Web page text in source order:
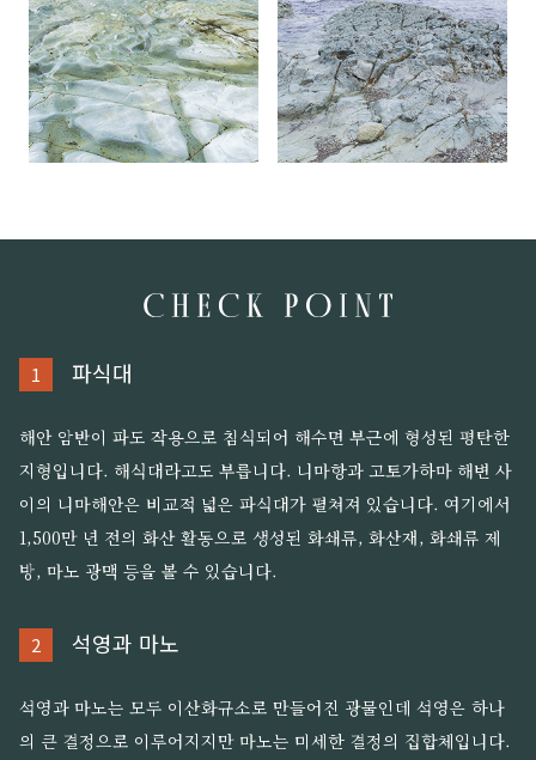
1 파식대
해안 암반이 파도 작용으로 침식되어 해수면 부근에 형성된 평탄한
지형입니다. 해식대라고도 부릅니다. 니마항과 고토가하마 해변 사
이의 니마해안은 비교적 넓은 파식대가 펼쳐져 있습니다. 여기에서
1,500만 년 전의 화산 활동으로 생성된 화쇄류, 화산재, 화쇄류 제
방, 마노 광맥 등을 볼 수 있습니다.
2 석영과 마노
석영과 마노는 모두 이산화규소로 만들어진 광물인데 석영은 하나
의 큰 결정으로 이루어지지만 마노는 미세한 결정의 집합체입니다.